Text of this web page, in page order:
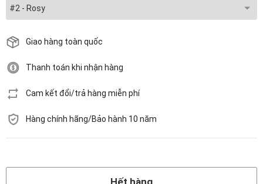
Giao hàng toàn quốc
Thanh toán khi nhận hàng
Cam kết đổi/trả hàng miễn phí
Hàng chính hãng/Bảo hành 10 năm
Hết hàng